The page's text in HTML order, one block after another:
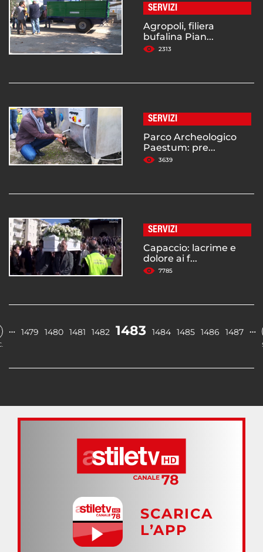
SERVIZI
Agropoli, filiera
bufalina Pian...
2313
SERVIZI
Parco Archeologico
Paestum: pre...
3639
SERVIZI
Capaccio: lacrime e
dolore ai f...
7785
… 1479 1480 1481 1482 1483 1484 1485 1486 1487 …
SCARICA
L’APP